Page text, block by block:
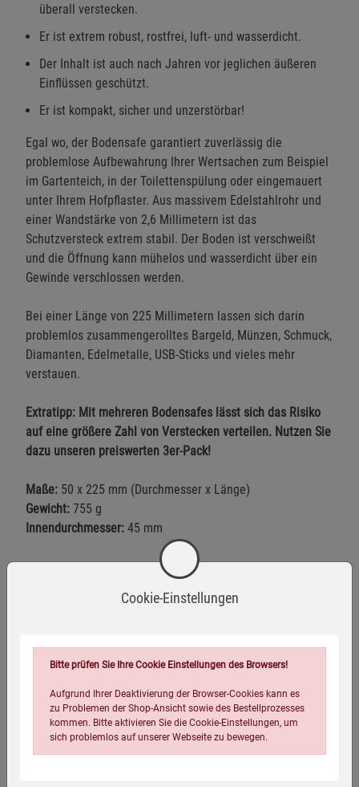
überall verstecken.
Er ist extrem robust, rostfrei, luft- und wasserdicht.
Der Inhalt ist auch nach Jahren vor jeglichen äußeren
Einflüssen geschützt.
Er ist kompakt, sicher und unzerstörbar!
Egal wo, der Bodensafe garantiert zuverlässig die
problemlose Aufbewahrung Ihrer Wertsachen zum Beispiel
im Gartenteich, in der Toilettenspülung oder eingemauert
unter Ihrem Hofpflaster. Aus massivem Edelstahlrohr und
einer Wandstärke von 2,6 Millimetern ist das
Schutzversteck extrem stabil. Der Boden ist verschweißt
und die Öffnung kann mühelos und wasserdicht über ein
Gewinde verschlossen werden.
Bei einer Länge von 225 Millimetern lassen sich darin
problemlos zusammengerolltes Bargeld, Münzen, Schmuck,
Diamanten, Edelmetalle, USB-Sticks und vieles mehr
verstauen.
Extratipp: Mit mehreren Bodensafes lässt sich das Risiko
auf eine größere Zahl von Verstecken verteilen. Nutzen Sie
dazu unseren preiswerten 3er-Pack!
Maße: 50 x 225 mm (Durchmesser x Länge)
Gewicht: 755 g
Innendurchmesser: 45 mm
Warnhinweise / Sicherheitsinformationen
Stellen Sie sicher, dass der Bodensafe fest und
vergraben.
Verwenden Sie nur geeignetes Material wie Hanf oder
Mehr anzeigen
Herstellerinformationen
Cookie-Einstellungen
Bitte prüfen Sie Ihre Cookie Einstellungen des Browsers!
Aufgrund Ihrer Deaktivierung der Browser-Cookies kann es
zu Problemen der Shop-Ansicht sowie des Bestellprozesses
kommen. Bitte aktivieren Sie die Cookie-Einstellungen, um
sich problemlos auf unserer Webseite zu bewegen.